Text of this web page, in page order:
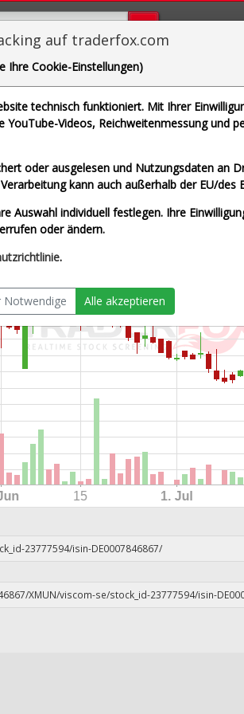
auf traderfox.com
Ihre Cookie-Einstellungen)
technisch funktioniert. Mit Ihrer
Videos, Reichweitenmessung und
oder ausgelesen und Nutzungsdaten an
kann auch außerhalb der EU/des
Auswahl individuell festlegen. Ihre
oder ändern.
.
Notwendige Alle akzeptieren